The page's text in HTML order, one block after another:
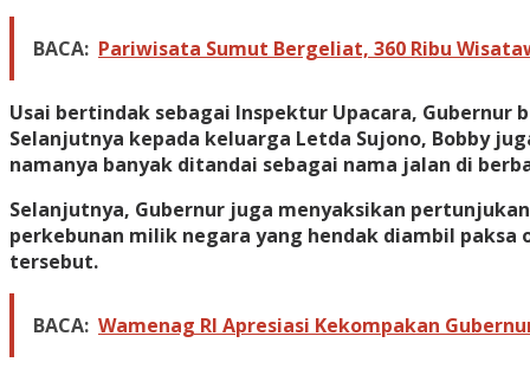
BACA: Pariwisata Sumut Bergeliat, 360 Ribu
Usai bertindak sebagai Inspektur Upacara, Gubernur
Selanjutnya kepada keluarga Letda Sujono, Bobby
namanya banyak ditandai sebagai nama jalan di
Selanjutnya, Gubernur juga menyaksikan
perkebunan milik negara yang hendak diambil
tersebut.
BACA: Wamenag RI Apresiasi Kekompakan